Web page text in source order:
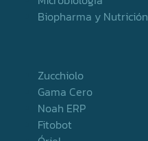
Biopharma y Nutrición
Zucchiolo
Gama Cero
Noah ERP
Fitobot